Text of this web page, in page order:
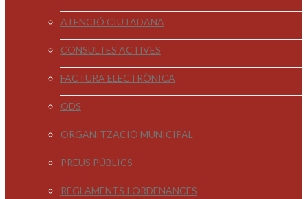
ATENCIÓ CIUTADANA
CONSULTES ACTIVES
FACTURA ELECTRÒNICA
ODS
ORGANITZACIÓ MUNICIPAL
PREUS PÚBLICS
REGLAMENTS I ORDENANCES